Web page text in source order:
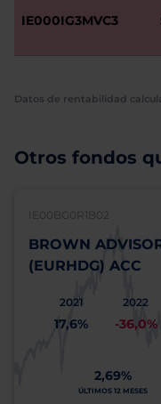
IE000IG3MVC3
Datos de rentabilidad
Otros fondos
IE00BG0R1B02
BROWN
(EURHDG) ACC
2021
17,6%
2022
-36,0%
2,69%
ÚLTIMOS 12 MESES